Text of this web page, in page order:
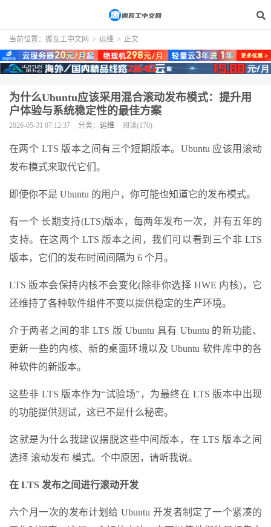
当前位置： 搬瓦工中文网 > 运维 > 正文
为什么Ubuntu应该采用混合滚动发布模式：提升用
户体验与系统稳定性的最佳方案
2026-05-31 07:12:37 分类： 运维 阅读(170)
在两个 LTS 版本之间有三个短期版本。Ubuntu 应该用滚动
发布模式来取代它们。
即使你不是 Ubuntu 的用户，你可能也知道它的发布模式。
有一个 长期支持(LTS)版本，每两年发布一次，并有五年的
支持。在这两个 LTS 版本之间，我们可以看到三个非 LTS
版本，它们的发布时间间隔为 6 个月。
LTS 版本会保持内核不会变化(除非你选择 HWE 内核)，它
还维持了各种软件组件不变以提供稳定的生产环境。
介于两者之间的非 LTS 版 Ubuntu 具有 Ubuntu 的新功能、
更新一些的内核、新的桌面环境以及 Ubuntu 软件库中的各
种软件的新版本。
这些非 LTS 版本作为“试验场”，为最终在 LTS 版本中出现
的功能提供测试，这已不是什么秘密。
这就是为什么我建议摆脱这些中间版本，在 LTS 版本之间
选择 滚动发布 模式。个中原因，请听我说。
在 LTS 发布之间进行滚动开发
六个月一次的发布计划给 Ubuntu 开发者制定了一个紧凑的